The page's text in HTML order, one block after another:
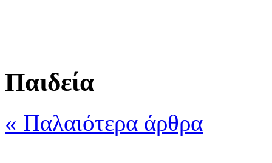
Παιδεία
« Παλαιότερα άρθρα